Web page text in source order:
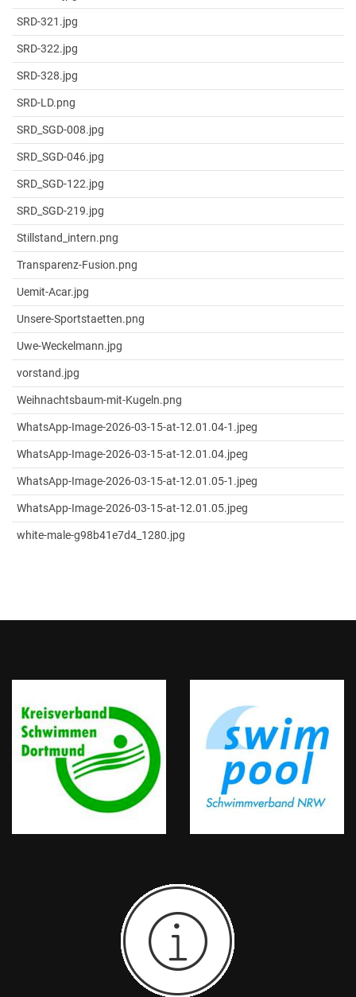
SRD-321.jpg
SRD-322.jpg
SRD-328.jpg
SRD-LD.png
SRD_SGD-008.jpg
SRD_SGD-046.jpg
SRD_SGD-122.jpg
SRD_SGD-219.jpg
Stillstand_intern.png
Transparenz-Fusion.png
Uemit-Acar.jpg
Unsere-Sportstaetten.png
Uwe-Weckelmann.jpg
vorstand.jpg
Weihnachtsbaum-mit-Kugeln.png
WhatsApp-Image-2026-03-15-at-12.01.04-1.jpeg
WhatsApp-Image-2026-03-15-at-12.01.04.jpeg
WhatsApp-Image-2026-03-15-at-12.01.05-1.jpeg
WhatsApp-Image-2026-03-15-at-12.01.05.jpeg
white-male-g98b41e7d4_1280.jpg